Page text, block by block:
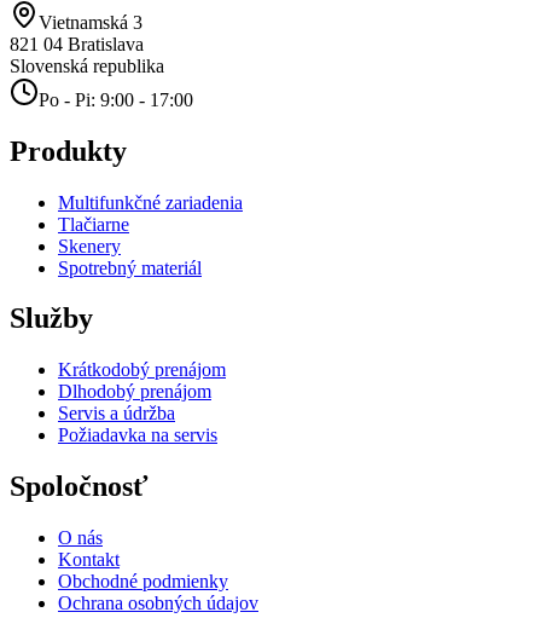
Vietnamská 3
821 04 Bratislava
Slovenská republika
Po - Pi: 9:00 - 17:00
Produkty
Multifunkčné zariadenia
Tlačiarne
Skenery
Spotrebný materiál
Služby
Krátkodobý prenájom
Dlhodobý prenájom
Servis a údržba
Požiadavka na servis
Spoločnosť
O nás
Kontakt
Obchodné podmienky
Ochrana osobných údajov